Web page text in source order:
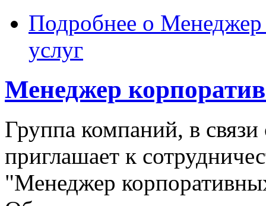
Подробнее о Менеджер
услуг
Менеджер
Группа компаний, в
приглашает к
"Менеджер